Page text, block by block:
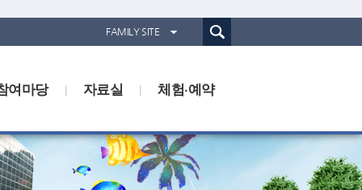
FAMILY SITE
경기도동물위생시험소
경기해양수산자원연구소
통합검색(웹)
체험·예약
자료실
여마당